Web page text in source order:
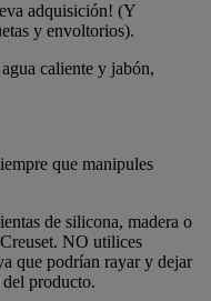
adquisición! (Y
y envoltorios).
caliente y jabón,
que manipules
de silicona, madera o
NO utilices
que podrían rayar y dejar
del producto.